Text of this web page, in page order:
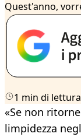
Quest'anno,
1 min di lettura
«Se non
limpidezza